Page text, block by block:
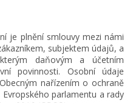
je plnění smlouvy mezi námi
subjektem údajů, a
daňovým a účetním
povinnosti. Osobní údaje
nařízením o ochraně
parlamentu a rady